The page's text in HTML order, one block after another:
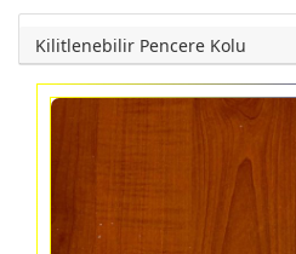
Kilitlenebilir Pencere Kolu